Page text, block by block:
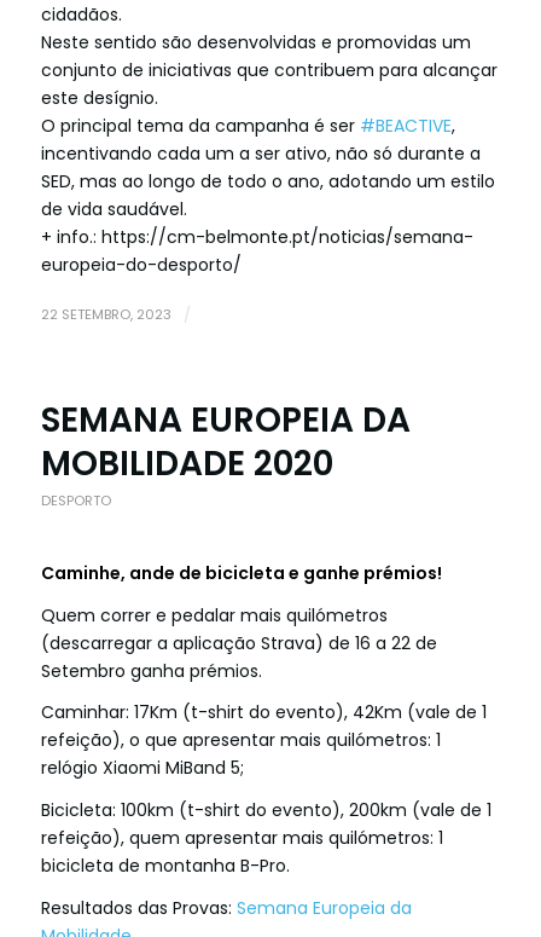
cidadãos.
Neste sentido são desenvolvidas e promovidas um
conjunto de iniciativas que contribuem para alcançar
este desígnio.
O principal tema da campanha é ser #BEACTIVE,
incentivando cada um a ser ativo, não só durante a
SED, mas ao longo de todo o ano, adotando um estilo
de vida saudável.
+ info.: https://cm-belmonte.pt/noticias/semana-
europeia-do-desporto/
22 SETEMBRO, 2023 /
SEMANA EUROPEIA DA
MOBILIDADE 2020
DESPORTO
Caminhe, ande de bicicleta e ganhe prémios!
Quem correr e pedalar mais quilómetros
(descarregar a aplicação Strava) de 16 a 22 de
Setembro ganha prémios.
Caminhar: 17Km (t-shirt do evento), 42Km (vale de 1
refeição), o que apresentar mais quilómetros: 1
relógio Xiaomi MiBand 5;
Bicicleta: 100km (t-shirt do evento), 200km (vale de 1
refeição), quem apresentar mais quilómetros: 1
bicicleta de montanha B-Pro.
Resultados das Provas: Semana Europeia da